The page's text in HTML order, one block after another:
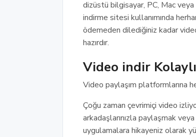
dizüstü bilgisayar, PC, Mac
indirme sitesi kullanımında
ödemeden dilediğiniz kadar video
hazırdır.
Video indir
Video paylaşım platformlarına
Çoğu zaman çevrimiçi video
arkadaşlarınızla paylaşmak
uygulamalara hikayeniz olarak